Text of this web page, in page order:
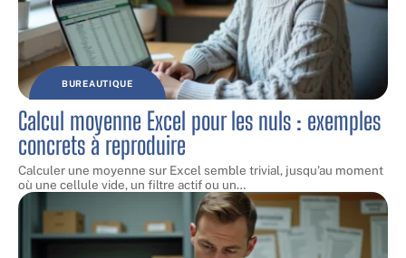
BUREAUTIQUE
Calcul moyenne Excel pour les nuls : exemples
concrets à reproduire
Calculer une moyenne sur Excel semble trivial, jusqu'au moment
où une cellule vide, un filtre actif ou un…